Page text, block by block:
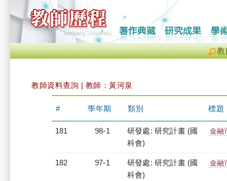
教
教師資料查詢 | 教師：黃河泉
# 學年期 類別 標題
181 98-1
研發處: 研究計畫 (國
科會)
金融
182 97-1
研發處: 研究計畫 (國
科會)
金融